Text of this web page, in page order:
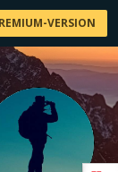
VERSION